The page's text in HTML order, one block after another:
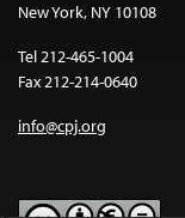
New York, NY 10108
Tel 212-465-1004
Fax 212-214-0640
info@cpj.org